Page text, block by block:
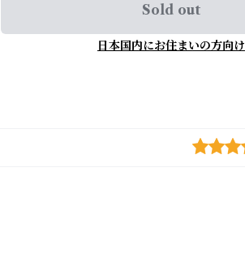
Sold out
日本国内にお住まいの方向け